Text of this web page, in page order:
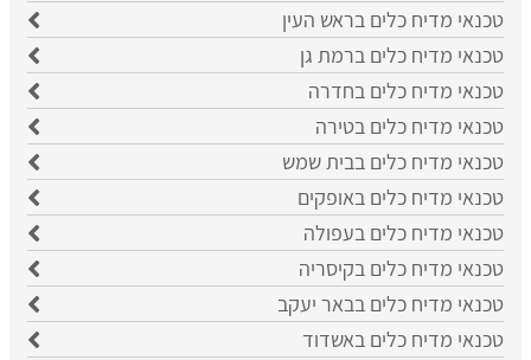
טכנאי מדיח כלים בראש העין
טכנאי מדיח כלים ברמת גן
טכנאי מדיח כלים בחדרה
טכנאי מדיח כלים בטירה
טכנאי מדיח כלים בבית שמש
טכנאי מדיח כלים באופקים
טכנאי מדיח כלים בעפולה
טכנאי מדיח כלים בקיסריה
טכנאי מדיח כלים בבאר יעקב
טכנאי מדיח כלים באשדוד